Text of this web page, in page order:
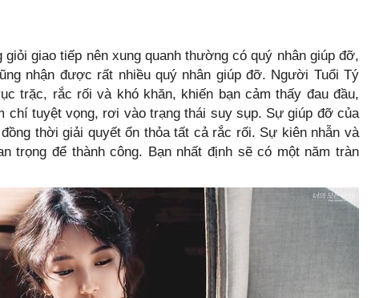
giao tiếp nên xung quanh thường có quý nhân giúp đỡ,
nhận được rất nhiều quý nhân giúp đỡ. Người Tuổi Tý
trặc, rắc rối và khó khăn, khiến bạn cảm thấy đau đầu,
chí tuyệt vọng, rơi vào trạng thái suy sụp. Sự giúp đỡ của
thời giải quyết ổn thỏa tất cả rắc rối. Sự kiên nhẫn và
trọng để thành công. Bạn nhất định sẽ có một năm tràn